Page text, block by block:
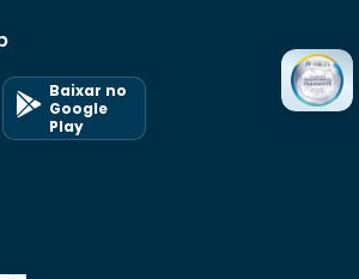
Baixar no
Google
Play